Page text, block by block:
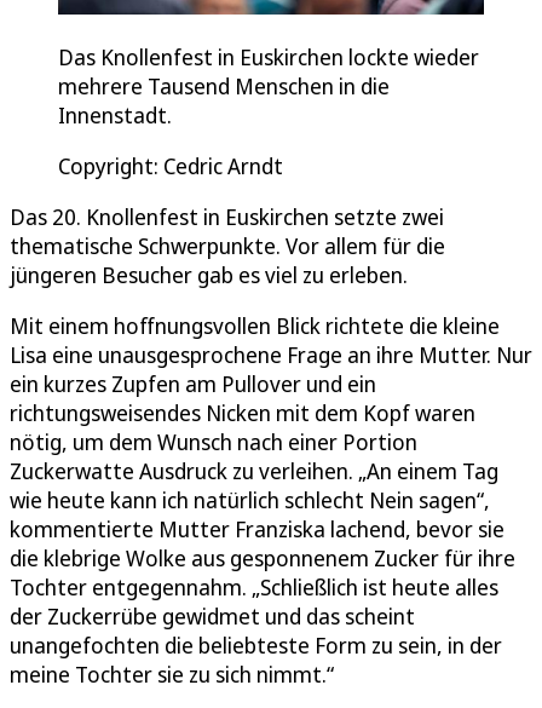
Das Knollenfest in Euskirchen lockte wieder
mehrere Tausend Menschen in die
Innenstadt.
Copyright: Cedric Arndt
Das 20. Knollenfest in Euskirchen setzte zwei
thematische Schwerpunkte. Vor allem für die
jüngeren Besucher gab es viel zu erleben.
Mit einem hoffnungsvollen Blick richtete die kleine
Lisa eine unausgesprochene Frage an ihre Mutter. Nur
ein kurzes Zupfen am Pullover und ein
richtungsweisendes Nicken mit dem Kopf waren
nötig, um dem Wunsch nach einer Portion
Zuckerwatte Ausdruck zu verleihen. „An einem Tag
wie heute kann ich natürlich schlecht Nein sagen“,
kommentierte Mutter Franziska lachend, bevor sie
die klebrige Wolke aus gesponnenem Zucker für ihre
Tochter entgegennahm. „Schließlich ist heute alles
der Zuckerrübe gewidmet und das scheint
unangefochten die beliebteste Form zu sein, in der
meine Tochter sie zu sich nimmt.“